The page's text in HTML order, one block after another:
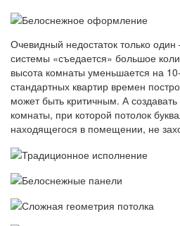
Очевидный недостаток только
системы «съедается» большое
высота комнаты уменьшается на
стандартных квартир времен
может быть критичным. А
комнаты, при которой потолок
находящегося в помещении, не